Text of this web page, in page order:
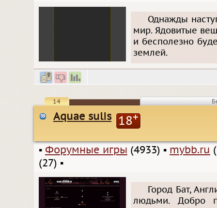
Однажды
мир. Ядовитые
и бесполезно
землей.
14
Aquae sulis 18+
▪ Форумные игры (4933) ▪ mybb.ru
(27) ▪
Город Бат,
людьми. Добро